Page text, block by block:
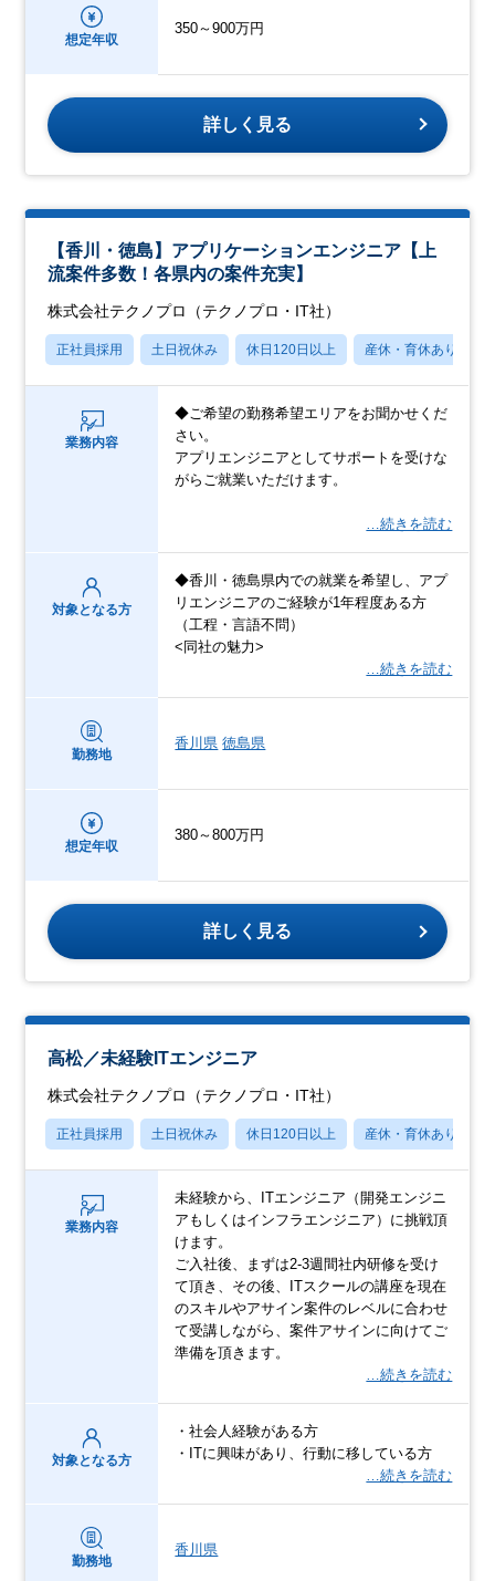
想定年収
350～900万円
詳しく見る
【香川・徳島】アプリケーションエンジニア【上
流案件多数！各県内の案件充実】
株式会社テクノプロ（テクノプロ・IT社）
正社員採用 土日祝休み 休日120日以上 産休・育休あり
業務内容
◆ご希望の勤務希望エリアをお聞かせくだ
さい。
アプリエンジニアとしてサポートを受けな
がらご就業いただけます。
…続きを読む
対象となる方
◆香川・徳島県内での就業を希望し、アプ
リエンジニアのご経験が1年程度ある方
（工程・言語不問）
<同社の魅力>
…続きを読む
勤務地
香川県 徳島県
想定年収
380～800万円
詳しく見る
高松／未経験ITエンジニア
株式会社テクノプロ（テクノプロ・IT社）
正社員採用 土日祝休み 休日120日以上 産休・育休あり
業務内容
未経験から、ITエンジニア（開発エンジニ
アもしくはインフラエンジニア）に挑戦頂
けます。
ご入社後、まずは2-3週間社内研修を受け
て頂き、その後、ITスクールの講座を現在
のスキルやアサイン案件のレベルに合わせ
て受講しながら、案件アサインに向けてご
準備を頂きます。
…続きを読む
対象となる方
・社会人経験がある方
・ITに興味があり、行動に移している方
…続きを読む
勤務地
香川県